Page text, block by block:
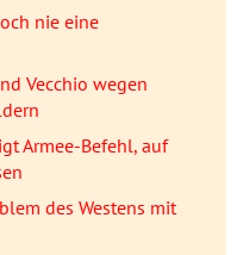
nie eine
Vecchio wegen
Armee-Befehl, auf
des Westens mit